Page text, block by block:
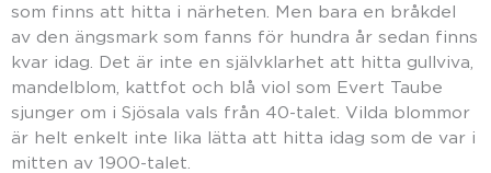
som finns att hitta i närheten. Men bara en bråkdel
av den ängsmark som fanns för hundra år sedan finns
kvar idag. Det är inte en självklarhet att hitta gullviva,
mandelblom, kattfot och blå viol som Evert Taube
sjunger om i Sjösala vals från 40-talet. Vilda blommor
är helt enkelt inte lika lätta att hitta idag som de var i
mitten av 1900-talet.